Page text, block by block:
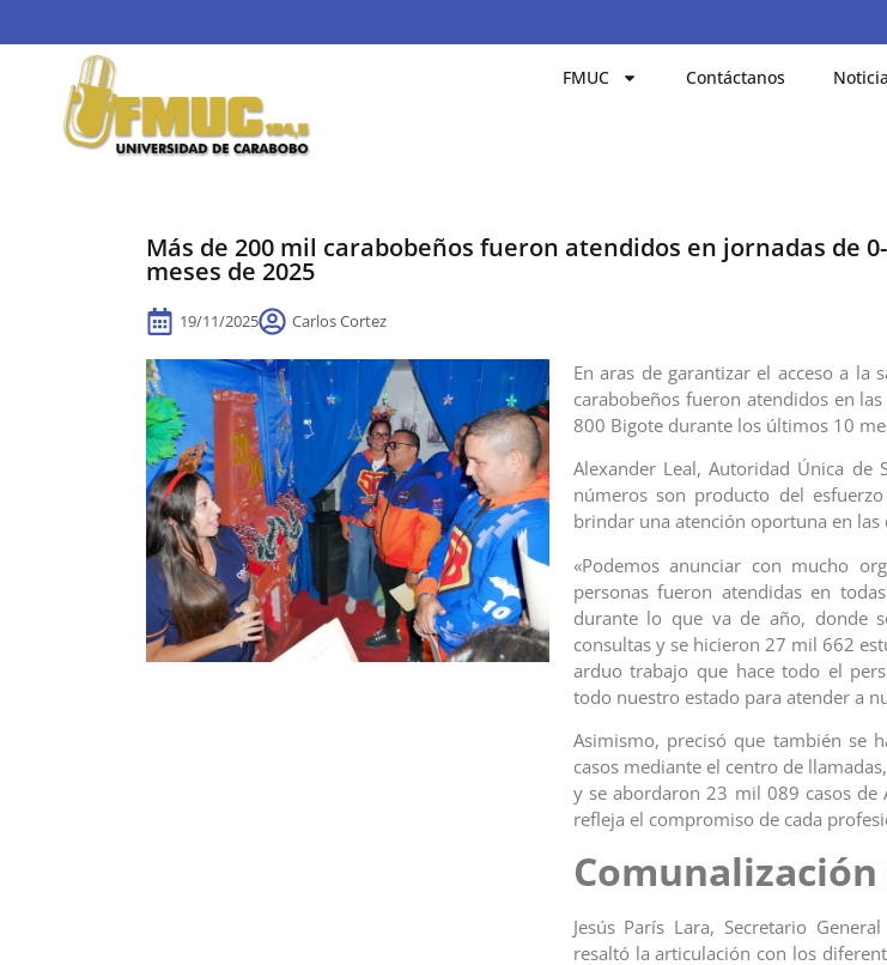
FMUC Contáctanos
Más de 200 mil carabobeños fueron atendidos en jornadas de
meses de 2025
19/11/2025 Carlos Cortez
En aras de garantizar el acceso a
carabobeños fueron atendidos en
800 Bigote durante los últimos 10
Alexander Leal, Autoridad Única de
números son producto del
brindar una atención oportuna en
«Podemos anunciar con mucho
personas fueron atendidas en
durante lo que va de año, donde
consultas y se hicieron 27 mil 662
arduo trabajo que hace todo el
todo nuestro estado para atender a
Asimismo, precisó que también se
casos mediante el centro de
y se abordaron 23 mil 089 casos
refleja el compromiso de cada
Jesús París Lara, Secretario
resaltó la articulación con los